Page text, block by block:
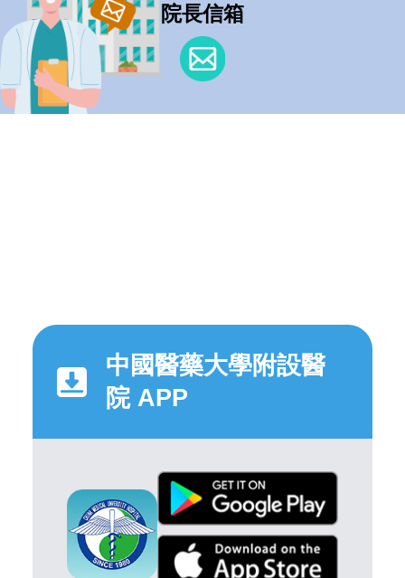
院長信箱
中國醫藥大學附設醫
院 APP